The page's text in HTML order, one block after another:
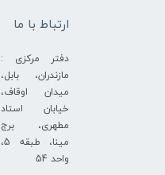
ارتباط با ما
دفتر مرکزی :
مازندران، بابل،
میدان اوقاف،
خیابان استاد
مطهری، برج
مینا، طبقه 5،
واحد 54